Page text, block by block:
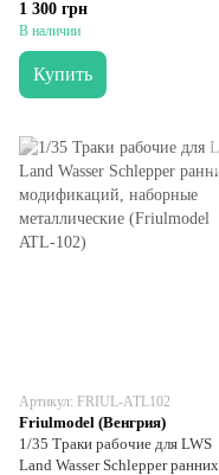
1 300 грн
В наличии
Купить
Артикул: FRIUL-ATL102
Friulmodel (Венгрия)
1/35 Траки рабочие для LWS
Land Wasser Schlepper ранних